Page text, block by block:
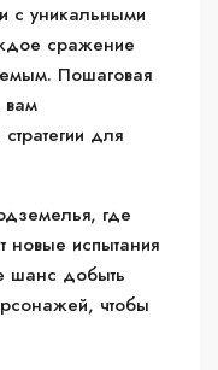
с уникальными
сражение
Пошаговая
вам
для
где
новые испытания
шанс добыть
чтобы